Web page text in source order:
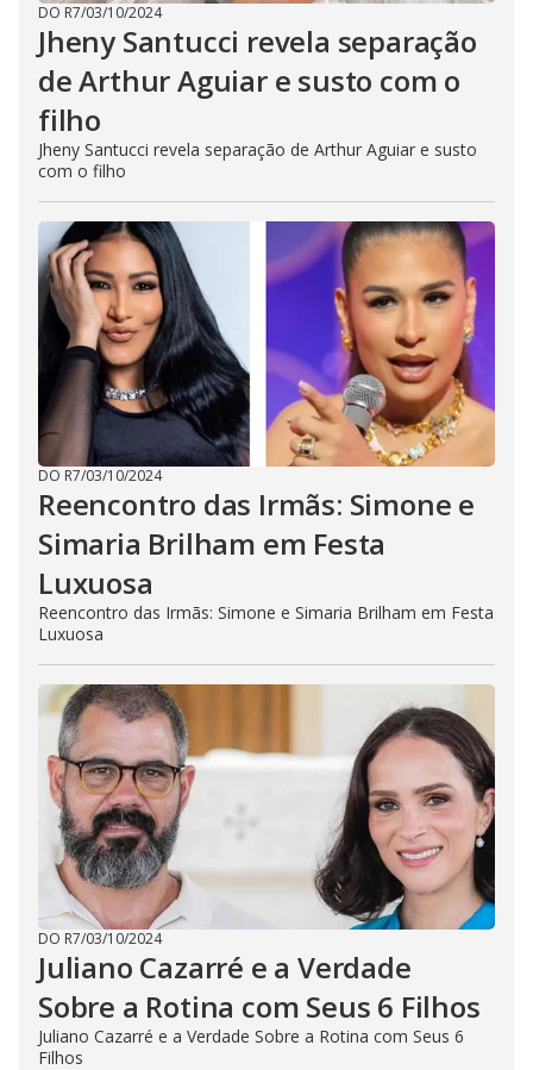
DO R7/03/10/2024
Jheny Santucci revela separação
de Arthur Aguiar e susto com o
filho
Jheny Santucci revela separação de Arthur Aguiar e susto
com o filho
DO R7/03/10/2024
Reencontro das Irmãs: Simone e
Simaria Brilham em Festa
Luxuosa
Reencontro das Irmãs: Simone e Simaria Brilham em Festa
Luxuosa
DO R7/03/10/2024
Juliano Cazarré e a Verdade
Sobre a Rotina com Seus 6 Filhos
Juliano Cazarré e a Verdade Sobre a Rotina com Seus 6
Filhos